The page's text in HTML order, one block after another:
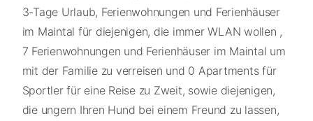
3-Tage Urlaub, Ferienwohnungen und Ferienhäuser
im Maintal für diejenigen, die immer WLAN wollen ,
7 Ferienwohnungen und Ferienhäuser im Maintal um
mit der Familie zu verreisen und 0 Apartments für
Sportler für eine Reise zu Zweit, sowie diejenigen,
die ungern Ihren Hund bei einem Freund zu lassen,